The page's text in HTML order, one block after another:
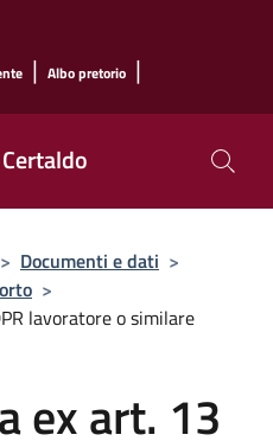
| Albo pretorio |
> Documenti e dati >
>
lavoratore o similare
ex art. 13